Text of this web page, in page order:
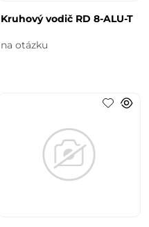
Kruhový vodič RD 8-ALU-T
na otázku